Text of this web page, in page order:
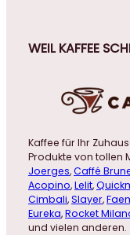
WEIL KAFFEE
Kaffee für Ihr
Produkte von tollen
Joerges,Caffé
Acopino,Lelit,
Cimbali,Slayer,
Eureka,Rocket
und vielen anderen.